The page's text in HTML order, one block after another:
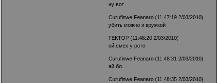
ну вот
Curufinwe Feanaro (11:47:19 2/03/2010)
убить можно и кружкой
ГЕКТОР (11:48:20 2/03/2010)
ой смех у роте
Curufinwe Feanaro (11:48:31 2/03/2010)
ай бл...
Curufinwe Feanaro (11:48:35 2/03/2010)